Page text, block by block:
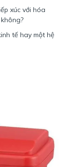
xúc với hóa
tế hay một hệ